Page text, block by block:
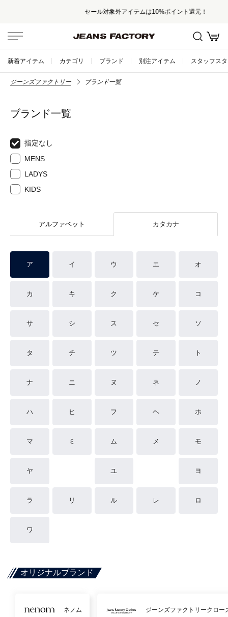
セール対象外アイテムは10%ポイント還元！
新着アイテム カテゴリ ブランド 別注アイテム スタッフス
ジーンズファクトリー ブランド一覧
ブランド一覧
指定なし
MENS
LADYS
KIDS
アルファベット カタカナ
ア イ ウ エ オ
カ キ ク ケ コ
サ シ ス セ ソ
タ チ ツ テ ト
ナ ニ ヌ ネ ノ
ハ ヒ フ ヘ ホ
マ ミ ム メ モ
ヤ ユ ヨ
ラ リ ル レ ロ
ワ
オリジナルブランド
ネノム ジーンズファクトリークロー